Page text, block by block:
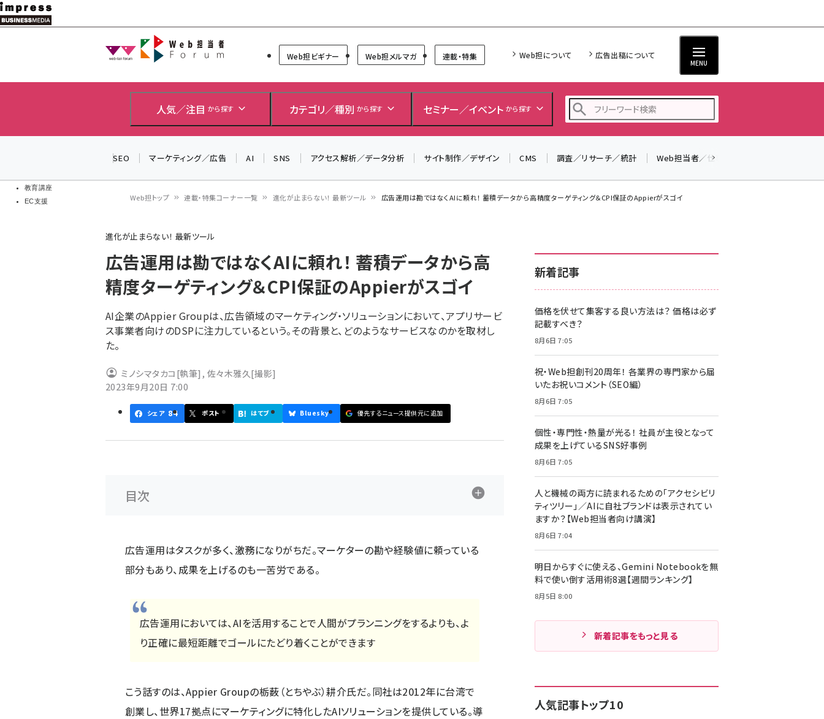
メ
イ
教育講座
EC支援
Web担当者Forum
Web担ビギナー Web担メルマガ 連載・特集 Web担について 広告出稿について
MENU
人気／注目 から探す カテゴリ／種別 から探す セミナー／イベント から探す
ai (2807)
z世代 (1622)
meo (1275)
SEO マーケティング／広告 AI SNS アクセス解析／データ分析 サイト制作／デザイン CMS 調査／リサーチ／統計 Web担当者／仕事
ン
く
ず
Web担トップ 連載・特集コーナー一覧 進化が止まらない！ 最新ツール 広告運用は勘ではなくAIに頼れ！ 蓄積データから高精度ターゲティング＆CPI保証のAppierがスゴイ
進化が止まらない！ 最新ツール
広告運用は勘ではなくAIに頼れ！ 蓄積データから高
精度ターゲティング＆CPI保証のAppierがスゴイ
AI企業のAppier Groupは、広告領域のマーケティング・ソリューションにおいて、アプリサービ
ス事業者向けのDSPに注力しているという。その背景と、どのようなサービスなのかを取材し
た。
ミノシマタカコ [執筆] , 佐々木雅久[撮影]
2023年9月20日 7:00
シェア 84 ポスト はてブ Bluesky 優先するニュース提供元に追加
目次
広告運用はタスクが多く、激務になりがちだ。マーケターの勘や経験値に頼っている
部分もあり、成果を上げるのも一苦労である。
広告運用においては、AIを活用することで人間がプランニングをするよりも、よ
り正確に最短距離でゴールにたどり着くことができます
こう話すのは、Appier Groupの栃薮（とちやぶ）耕介氏だ。同社は2012年に台湾で
創業し、世界17拠点にマーケティングに特化したAIソリューションを提供している。導
新着記事
価格を伏せて集客する良い方法は？ 価格は必ず
記載すべき？
8月6日 7:05
祝・Web担創刊20周年！ 各業界の専門家から届
いたお祝いコメント（SEO編）
8月6日 7:05
個性・専門性・熱量が光る！ 社員が主役となって
成果を上げているSNS好事例
8月6日 7:05
人と機械の両方に読まれるための「アクセシビリ
ティツリー」／AIに自社ブランドは表示されてい
ますか？【Web担当者向け講演】
8月6日 7:04
明日からすぐに使える、Gemini Notebookを無
料で使い倒す活用術8選【週間ランキング】
8月5日 8:00
新着記事をもっと見る
人気記事トップ10
＼ 8月27日開催、申し込み受付中！ ／
2026」開催！
▼申し込みはこちらから▼